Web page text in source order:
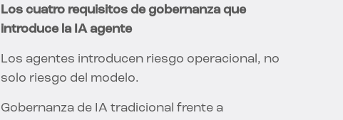
Los cuatro requisitos de gobernanza que
introduce la IA agente
Los agentes introducen riesgo operacional, no
solo riesgo del modelo.
Gobernanza de IA tradicional frente a